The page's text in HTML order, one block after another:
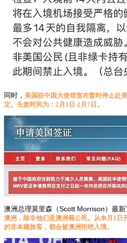
同时， 美国驻中国大使馆宣布暂时停止赴
定。生效时间为：2月3日-2月7日。
澳洲总理莫里森（Scott Morrison）最新
澳洲，除非他们是澳洲籍公民。从本月1日
的非本籍旅客，都会被澳洲拒绝入境。